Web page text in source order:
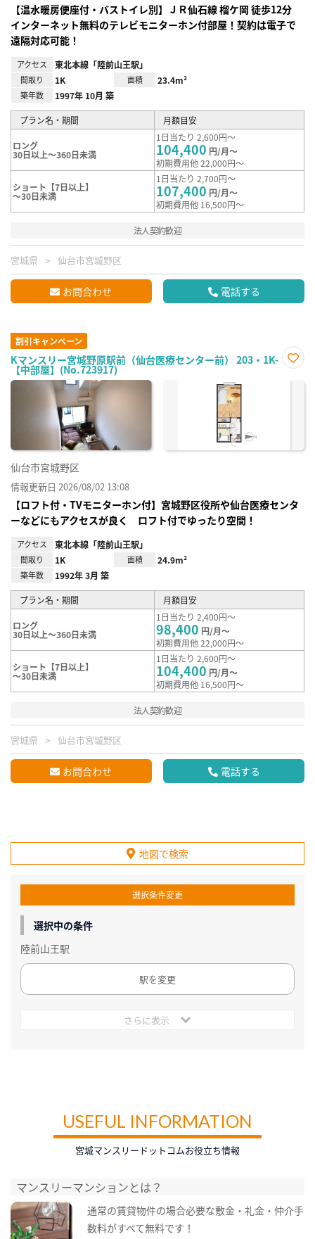
【温水暖房便座付・バストイレ別】ＪＲ仙⽯線 榴ケ岡 徒歩12分
インターネット無料のテレビモニターホン付部屋！契約は電子で
遠隔対応可能！
アクセス 東北本線「陸前山王駅」
間取り 1K 面積 23.4m²
築年数 1997年 10月 築
プラン名・期間 月額目安
ロング
30日以上～360日未満
1日当たり 2,600円～
104,400 円/月～
初期費用他 22,000円～
ショート【7日以上】
～30日未満
1日当たり 2,700円～
107,400 円/月～
初期費用他 16,500円～
法人契約歓迎
宮城県 仙台市宮城野区
お問合わせ 電話する
割引キャンペーン
Kマンスリー宮城野原駅前（仙台医療センター前） 203・1K-
【中部屋】(No.723917)
に入
仙台市宮城野区
情報更新日 2026/08/02 13:08
【ロフト付・TVモニターホン付】宮城野区役所や仙台医療センタ
ーなどにもアクセスが良く ロフト付でゆったり空間！
アクセス 東北本線「陸前山王駅」
間取り 1K 面積 24.9m²
築年数 1992年 3月 築
プラン名・期間 月額目安
ロング
30日以上～360日未満
1日当たり 2,400円～
98,400 円/月～
初期費用他 22,000円～
ショート【7日以上】
～30日未満
1日当たり 2,600円～
104,400 円/月～
初期費用他 16,500円～
法人契約歓迎
宮城県 仙台市宮城野区
お問合わせ 電話する
地図で検索
選択条件変更
選択中の条件
陸前山王駅
駅を変更
さらに表示
USEFUL INFORMATION
宮城マンスリードットコムお役立ち情報
マンスリーマンションとは？
通常の賃貸物件の場合必要な敷金・礼金・仲介手
数料がすべて無料です！